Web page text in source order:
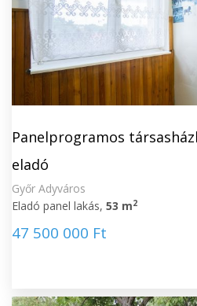
Panelprogramos
eladó
Győr Adyváros
Eladó panel lakás, 53 m2
47 500 000 Ft